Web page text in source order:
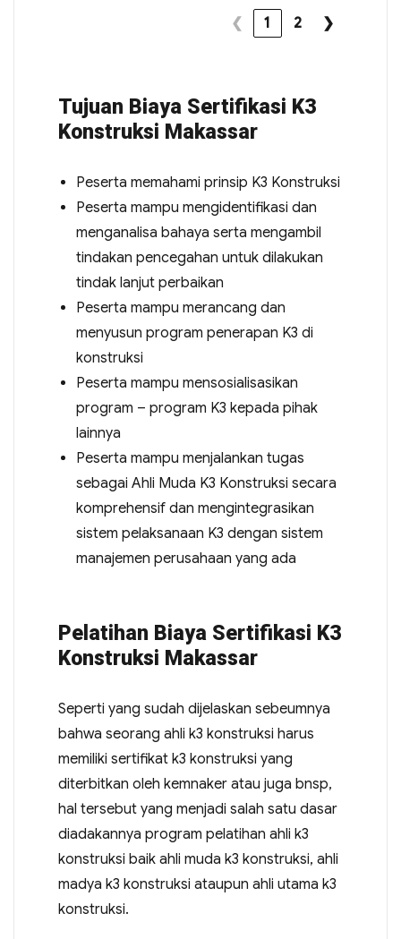
❮ 1 2 ❯
Tujuan Biaya Sertifikasi K3
Konstruksi Makassar
Peserta memahami prinsip K3 Konstruksi
Peserta mampu mengidentifikasi dan
menganalisa bahaya serta mengambil
tindakan pencegahan untuk dilakukan
tindak lanjut perbaikan
Peserta mampu merancang dan
menyusun program penerapan K3 di
konstruksi
Peserta mampu mensosialisasikan
program – program K3 kepada pihak
lainnya
Peserta mampu menjalankan tugas
sebagai Ahli Muda K3 Konstruksi secara
komprehensif dan mengintegrasikan
sistem pelaksanaan K3 dengan sistem
manajemen perusahaan yang ada
Pelatihan Biaya Sertifikasi K3
Konstruksi Makassar
Seperti yang sudah dijelaskan sebeumnya
bahwa seorang ahli k3 konstruksi harus
memiliki sertifikat k3 konstruksi yang
diterbitkan oleh kemnaker atau juga bnsp,
hal tersebut yang menjadi salah satu dasar
diadakannya program pelatihan ahli k3
konstruksi baik ahli muda k3 konstruksi, ahli
madya k3 konstruksi ataupun ahli utama k3
konstruksi.